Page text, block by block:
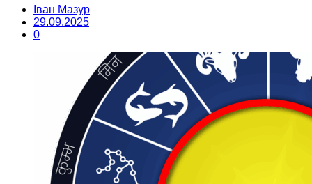
Іван Мазур
29.09.2025
0